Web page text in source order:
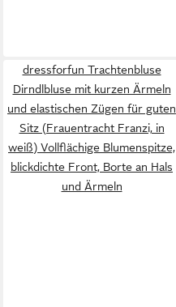
dressforfun Trachtenbluse
Dirndlbluse mit kurzen Ärmeln
und elastischen Zügen für guten
Sitz (Frauentracht Franzi, in
weiß) Vollflächige Blumenspitze,
blickdichte Front, Borte an Hals
und Ärmeln